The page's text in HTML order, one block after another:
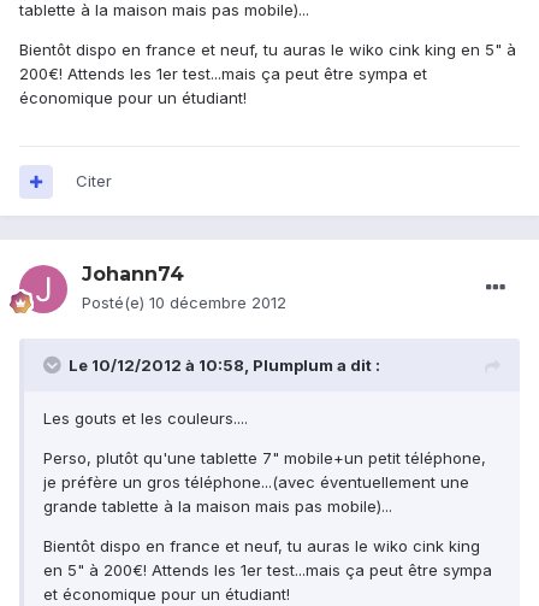
tablette à la maison mais pas mobile)...
Bientôt dispo en france et neuf, tu auras le wiko cink king en 5" à
200€! Attends les 1er test...mais ça peut être sympa et
économique pour un étudiant!
Citer
Johann74
Posté(e) 10 décembre 2012
Le 10/12/2012 à 10:58, Plumplum a dit :
Les gouts et les couleurs....
Perso, plutôt qu'une tablette 7" mobile+un petit téléphone,
je préfère un gros téléphone...(avec éventuellement une
grande tablette à la maison mais pas mobile)...
Bientôt dispo en france et neuf, tu auras le wiko cink king
en 5" à 200€! Attends les 1er test...mais ça peut être sympa
et économique pour un étudiant!